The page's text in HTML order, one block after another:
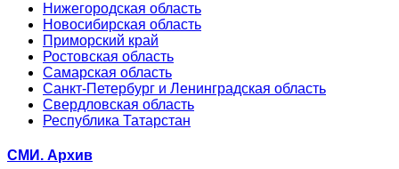
Нижегородская область
Новосибирская область
Приморский край
Ростовская область
Самарская область
Санкт-Петербург и Ленинградская область
Свердловская область
Республика Татарстан
СМИ. Архив